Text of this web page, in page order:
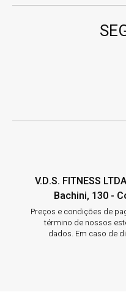
V.D.S. FITNESS
Bachini, 130 -
Preços e condições de
término de nossos
dados. Em caso de